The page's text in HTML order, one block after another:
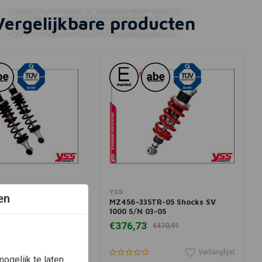
producten
88 Shocks VS
YSS
MZ456-335TR-05 Shocks SV
1000 S/N 03-05
€376,73 €470,91
Verlanglijst
te laten